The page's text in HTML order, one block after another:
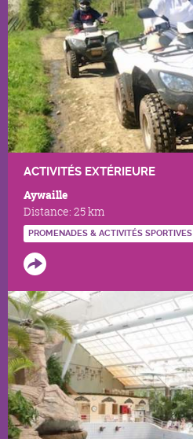
ACTIVITÉS EXTÉRIEURE
Aywaille
Distance: 25 km
PROMENADES & ACTIVITÉS SPORTIVES